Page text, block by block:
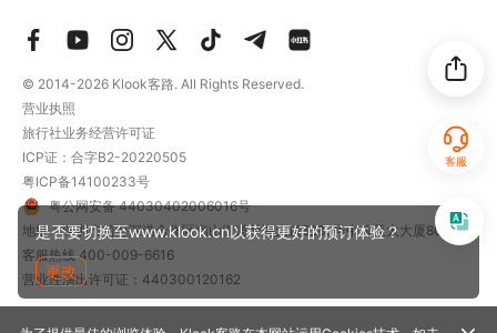
是否要切换至www.klook.cn以获得更好的预订体验？
更改
客服
© 2014-2026 Klook客路. All Rights Reserved.
营业执照
旅行社业务经营许可证
ICP证：合字B2-20220505
粤ICP备14100233号
粤公网安备 44030402006016号
地址：深圳市前海深港合作区南山街道梦海大道5289号中粮亚太大厦801
客服热线 400-009-6616
营业性演出许可证：440300120162